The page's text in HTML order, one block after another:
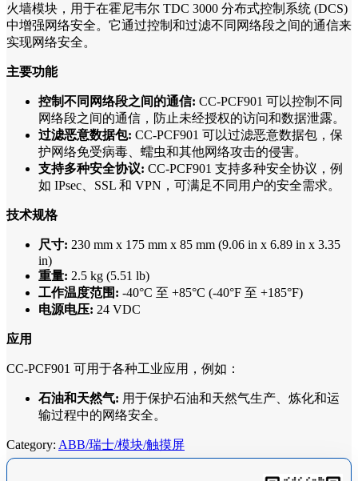
火墙模块，用于在霍尼韦尔 TDC 3000 分布式控制系统 (DCS)
中增强网络安全。它通过控制和过滤不同网络段之间的通信来
实现网络安全。
主要功能
控制不同网络段之间的通信: CC-PCF901 可以控制不同
网络段之间的通信，防止未经授权的访问和数据泄露。
过滤恶意数据包: CC-PCF901 可以过滤恶意数据包，保
护网络免受病毒、蠕虫和其他网络攻击的侵害。
支持多种安全协议: CC-PCF901 支持多种安全协议，例
如 IPsec、SSL 和 VPN，可满足不同用户的安全需求。
技术规格
尺寸: 230 mm x 175 mm x 85 mm (9.06 in x 6.89 in x 3.35
in)
重量: 2.5 kg (5.51 lb)
工作温度范围: -40°C 至 +85°C (-40°F 至 +185°F)
电源电压: 24 VDC
应用
CC-PCF901 可用于各种工业应用，例如：
石油和天然气: 用于保护石油和天然气生产、炼化和运
输过程中的网络安全。
Category: ABB/瑞士/模块/触摸屏